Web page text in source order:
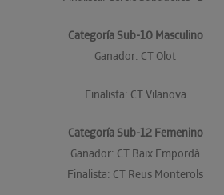
Categoría Sub-10 Masculino
Ganador: CT Olot
Finalista: CT Vilanova
Categoría Sub-12 Femenino
Ganador: CT Baix Empordà
Finalista: CT Reus Monterols